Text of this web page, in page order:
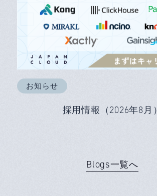
お知らせ
採用情報（2026年8月）
Blogs一覧へ